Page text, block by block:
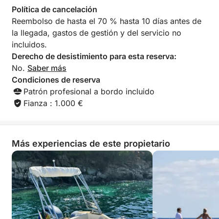
como algo más activo, la estabilidad, el espacio y la
potencia del barco hacen que todo sea fluido y sin
esfuerzo.
Con la guía y el conocimiento local de Joaquim,
aprovechará al máximo su tiempo, descubriendo los
mejores rincones en el momento justo, sin
preocuparse por el plan.
celebraciones, esta es una forma breve pero
inolvidable de experimentar la belleza salvaje de la
Costa Brava.
Política de cancelación
Reembolso de hasta el 70 % hasta 10 días antes de
la llegada, gastos de gestión y del servicio no
incluidos.
Derecho de desistimiento para esta reserva:
No. Saber más
Condiciones de reserva
Patrón profesional a bordo incluido
Fianza : 1.000 €
Más experiencias de este propietario